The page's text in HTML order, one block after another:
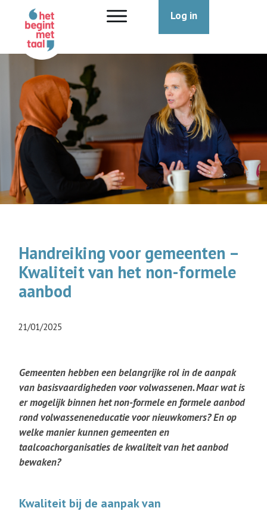
Log in
Handreiking voor gemeenten –
Kwaliteit van het non-formele
aanbod
21/01/2025
Gemeenten hebben een belangrijke rol in de aanpak
van basisvaardigheden voor volwassenen. Maar wat is
er mogelijk binnen het non-formele en formele aanbod
rond volwasseneneducatie voor nieuwkomers? En op
welke manier kunnen gemeenten en
taalcoachorganisaties de kwaliteit van het aanbod
bewaken?
Kwaliteit bij de aanpak van